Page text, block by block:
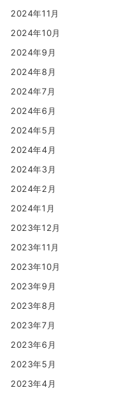
2024年11月
2024年10月
2024年9月
2024年8月
2024年7月
2024年6月
2024年5月
2024年4月
2024年3月
2024年2月
2024年1月
2023年12月
2023年11月
2023年10月
2023年9月
2023年8月
2023年7月
2023年6月
2023年5月
2023年4月